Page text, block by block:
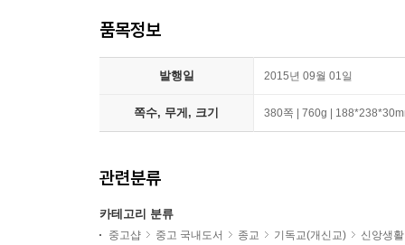
품목정보
발행일 2015년 09월 01일
쪽수, 무게, 크기 380쪽 | 760g |
관련분류
카테고리 분류
중고샵 중고 국내도서 종교 기독교(개신교) 신앙생활